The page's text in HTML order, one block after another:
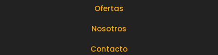
Ofertas
Nosotros
Contacto